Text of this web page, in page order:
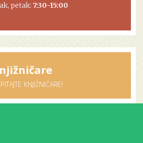
petak: 7:30-15:00
KNJIŽNIČARE!